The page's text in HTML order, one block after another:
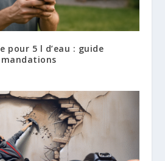
pour 5 l d’eau : guide